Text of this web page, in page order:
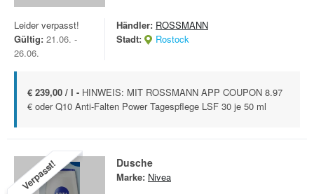
Leider verpasst!
Gültig: 21.06. -
26.06.
Händler: ROSSMANN
Stadt:
Rostock
€ 239,00 / l - HINWEIS: MIT ROSSMANN APP COUPON 8.97
€ oder Q10 Anti-Falten Power Tagespflege LSF 30 je 50 ml
Verpasst! Dusche
Marke: Nivea